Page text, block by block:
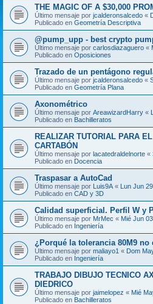
THE MAGIC OF A $30,000
Último mensaje por jcalderonsalcedo «
Publicado en Geometría Descriptiva
@pump_upp - best crypto
Último mensaje por carlosdiazaguero «
Publicado en Oposiciones
Trazado de un pentágono
Último mensaje por jcalderonsalcedo «
Publicado en Geometría Plana
Axonométrico
Último mensaje por AreawizardHarry «
Publicado en Bachilleratos
REALIZAR TUTORIAL PARA
CARTABÓN
Último mensaje por lacatedraldelnorte «
Publicado en Docencia
Traspasar a AutoCad
Último mensaje por Luis9A « Lun Jun
Publicado en CAD y 3D
Calidad superficial. Perfil W y
Último mensaje por MrMec « Mié Jun
Publicado en Ingeniería
¿Porqué la tolerancia 80M9 no
Último mensaje por maliayo1 « Dom
Publicado en Ingeniería
TRABAJO DIBUJO TECNICO
DIEDRICO
Último mensaje por jaimelopez « Mié
Publicado en Bachilleratos